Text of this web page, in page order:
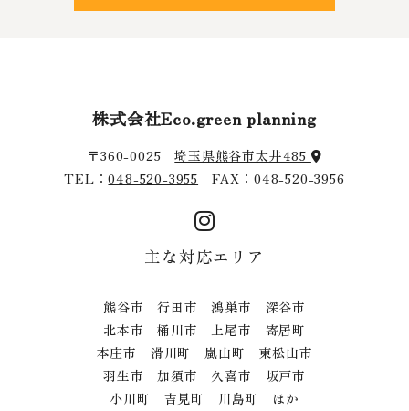
株式会社Eco.green planning
〒360-0025埼玉県熊谷市太井485
TEL：048-520-3955 FAX：048-520-3956
主な対応エリア
熊谷市 行田市 鴻巣市 深谷市
北本市 桶川市 上尾市 寄居町
本庄市 滑川町 嵐山町 東松山市
羽生市 加須市 久喜市 坂戸市
小川町 吉見町 川島町 ほか